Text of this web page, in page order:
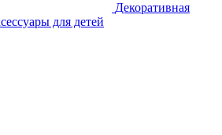
Декоративная
для детей